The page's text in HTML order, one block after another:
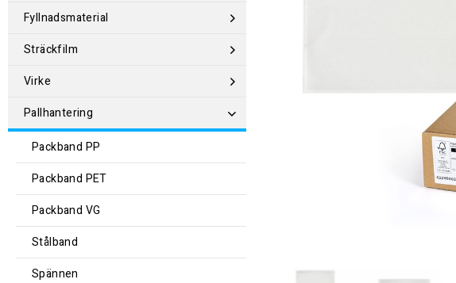
Fyllnadsmaterial
Sträckfilm
Virke
Pallhantering
Packband PP
Packband PET
Packband VG
Stålband
Spännen